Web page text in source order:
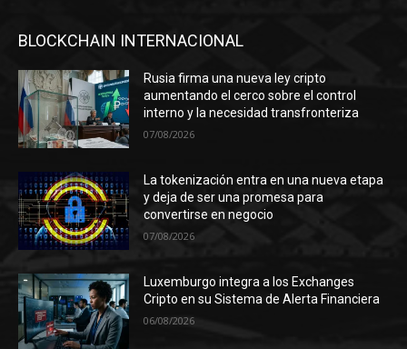
BLOCKCHAIN INTERNACIONAL
Rusia firma una nueva ley cripto
aumentando el cerco sobre el control
interno y la necesidad transfronteriza
07/08/2026
La tokenización entra en una nueva etapa
y deja de ser una promesa para
convertirse en negocio
07/08/2026
Luxemburgo integra a los Exchanges
Cripto en su Sistema de Alerta Financiera
06/08/2026